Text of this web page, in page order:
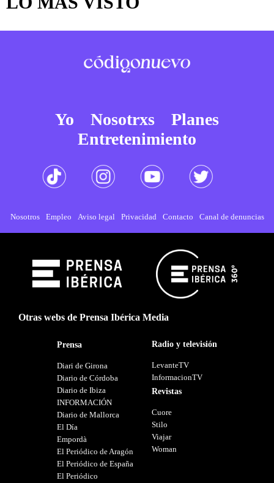
Yo Nosotrxs
Planes
Entretenimiento
Nosotros Empleo Aviso legal Privacidad Contacto Canal de denuncias
Otras webs de Prensa Ibérica Media
Prensa
Diari de Girona
Diario de Córdoba
Diario de Ibiza
INFORMACIÓN
Diario de Mallorca
El Día
Empordà
El Periódico de Aragón
El Periódico de España
El Periódico
Radio y televisión
LevanteTV
InformacionTV
Revistas
Cuore
Stilo
Viajar
Woman